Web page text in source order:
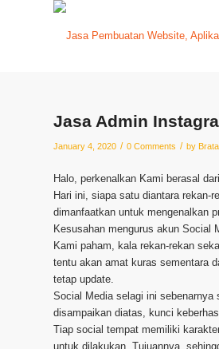
Jasa Admin
January 4, 2020 / 0 Comments / by
Halo, perkenalkan Kami berasal
Hari ini, siapa satu diantara rekan-
dimanfaatkan untuk mengenalkan
Kesusahan mengurus akun Social
Kami paham, kala rekan-rekan
tentu akan amat kuras sementara
tetap update.
Social Media selagi ini
disampaikan diatas, kunci
Tiap social tempat memiliki
untuk dilakukan. Tujuannya,